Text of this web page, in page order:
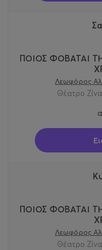
ΠΟΙΟΣ ΦΟΒΑΤΑΙ
Λεωφόρος
Θέατρο
ΠΟΙΟΣ ΦΟΒΑΤΑΙ
Λεωφόρος
Θέατρο